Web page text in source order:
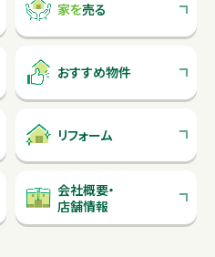
家を売る
おすすめ物件
リフォーム
会社概要・
店舗情報